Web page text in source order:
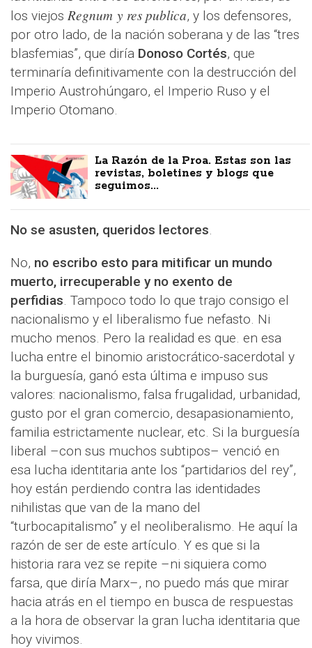
los viejos Regnum y res publica, y los defensores,
por otro lado, de la nación soberana y de las “tres
blasfemias”, que diría Donoso Cortés, que
terminaría definitivamente con la destrucción del
Imperio Austrohúngaro, el Imperio Ruso y el
Imperio Otomano.
La Razón de la Proa. Estas son las
revistas, boletines y blogs que
seguimos...
No se asusten, queridos lectores.
No, no escribo esto para mitificar un mundo
muerto, irrecuperable y no exento de
perfidias. Tampoco todo lo que trajo consigo el
nacionalismo y el liberalismo fue nefasto. Ni
mucho menos. Pero la realidad es que. en esa
lucha entre el binomio aristocrático-sacerdotal y
la burguesía, ganó esta última e impuso sus
valores: nacionalismo, falsa frugalidad, urbanidad,
gusto por el gran comercio, desapasionamiento,
familia estrictamente nuclear, etc. Si la burguesía
liberal –con sus muchos subtipos– venció en
esa lucha identitaria ante los “partidarios del rey”,
hoy están perdiendo contra las identidades
nihilistas que van de la mano del
“turbocapitalismo” y el neoliberalismo. He aquí la
razón de ser de este artículo. Y es que si la
historia rara vez se repite –ni siquiera como
farsa, que diría Marx–, no puedo más que mirar
hacia atrás en el tiempo en busca de respuestas
a la hora de observar la gran lucha identitaria que
hoy vivimos.